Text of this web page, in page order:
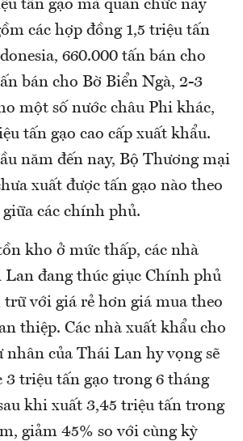
tấn gạo mà quan chức này
các hợp đồng 1,5 triệu tấn
660.000 tấn bán cho
bán cho Bờ Biển Ngà, 2-3
một số nước châu Phi khác,
tấn gạo cao cấp xuất khẩu.
năm đến nay, Bộ Thương mại
xuất được tấn gạo nào theo
các chính phủ.
kho ở mức thấp, các nhà
Lan đang thúc giục Chính phủ
trữ với giá rẻ hơn giá mua theo
thiệp. Các nhà xuất khẩu cho
nhân của Thái Lan hy vọng sẽ
3 triệu tấn gạo trong 6 tháng
khi xuất 3,45 triệu tấn trong
giảm 45% so với cùng kỳ